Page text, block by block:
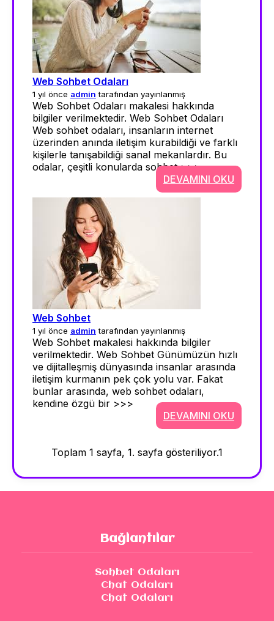
Web Sohbet Odaları
1 yıl önce admin tarafından yayınlanmış
Web Sohbet Odaları makalesi hakkında
bilgiler verilmektedir. Web Sohbet Odaları
Web sohbet odaları, insanların internet
üzerinden anında iletişim kurabildiği ve farklı
kişilerle tanışabildiği sanal mekanlardır. Bu
odalar, çeşitli konularda sohbet >>>
DEVAMINI OKU
Web Sohbet
1 yıl önce admin tarafından yayınlanmış
Web Sohbet makalesi hakkında bilgiler
verilmektedir. Web Sohbet Günümüzün hızlı
ve dijitalleşmiş dünyasında insanlar arasında
iletişim kurmanın pek çok yolu var. Fakat
bunlar arasında, web sohbet odaları,
kendine özgü bir >>>
DEVAMINI OKU
Toplam 1 sayfa, 1. sayfa gösteriliyor.1
Bağlantılar
Sohbet Odaları
Chat Odaları
Chat Odaları